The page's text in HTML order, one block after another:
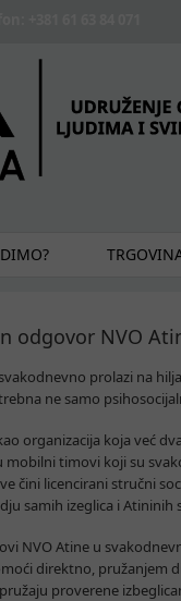
odgovor NVO
prolazi na
ne samo
organizacija koja već
mobilni timovi koji su
čini licencirani stručni
samih izeglica i Atininih
NVO Atine u
direktno, pružanjem
proverene